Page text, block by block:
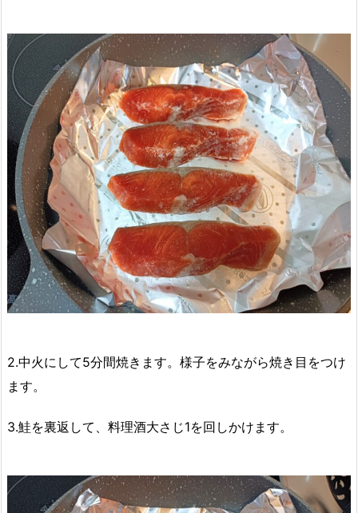
2.中火にして5分間焼きます。様子をみながら焼き目をつけ
ます。
3.鮭を裏返して、料理酒大さじ1を回しかけます。